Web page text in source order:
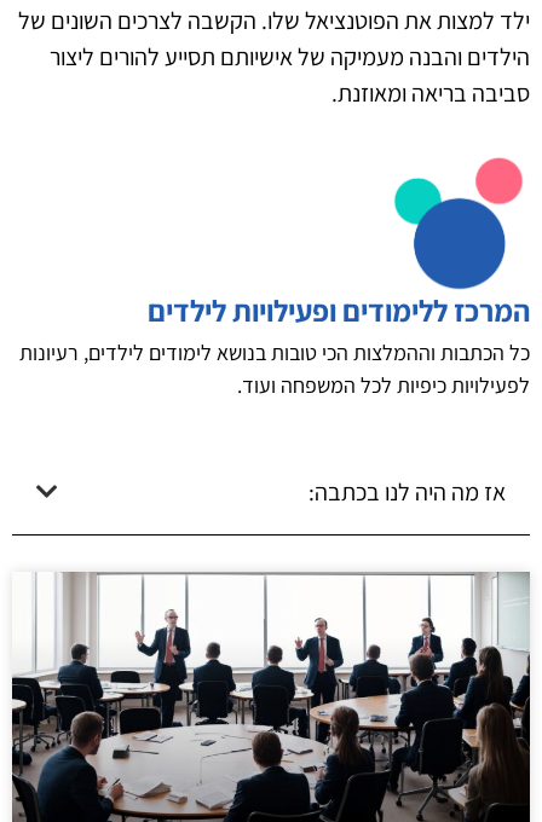
ילד למצות את הפוטנציאל שלו. הקשבה לצרכים השונים של
הילדים והבנה מעמיקה של אישיותם תסייע להורים ליצור
סביבה בריאה ומאוזנת.
המרכז ללימודים ופעילויות לילדים
כל הכתבות וההמלצות הכי טובות בנושא לימודים לילדים, רעיונות
לפעילויות כיפיות לכל המשפחה ועוד.
אז מה היה לנו בכתבה: